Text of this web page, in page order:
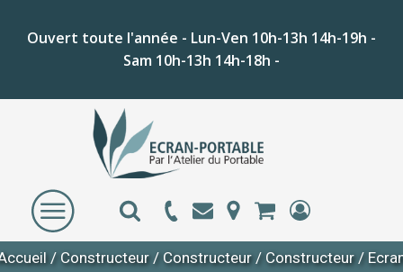
Ouvert toute l'année - Lun-Ven 10h-13h 14h-19h -
Sam 10h-13h 14h-18h -
/ Constructeur / Constructeur / Constructeur /